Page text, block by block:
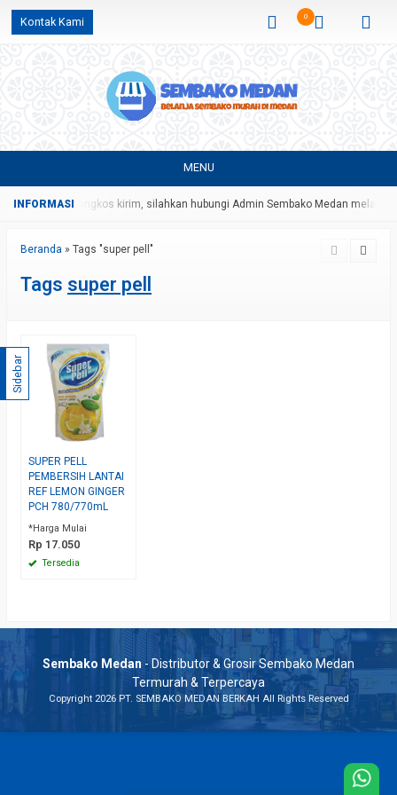
Kontak Kami 0
MENU
harga dan ongkos kirim, silahkan hubungi Admin Sembako Medan melalui
Beranda » Tags "super pell"
Tags super pell
SUPER PELL
PEMBERSIH LANTAI
REF LEMON GINGER
PCH 780/770mL
*Harga Mulai
Rp 17.050
Tersedia
Sidebar
Sembako Medan- Distributor & Grosir Sembako Medan
Termurah & Terpercaya
Copyright 2026 PT. SEMBAKO MEDAN BERKAH All Rights Reserved